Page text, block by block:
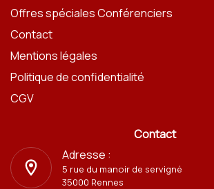
Offres spéciales Conférenciers
Contact
Mentions légales
Politique de confidentialité
CGV
Contact
Adresse :
5 rue du manoir de servigné
35000 Rennes